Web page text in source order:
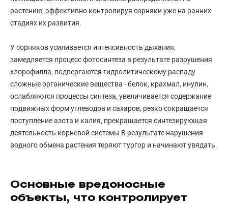
растению, эффективно контролируя сорняки уже на ранних
стадиях их развития.
У сорняков усиливается интенсивность дыхания,
замедляется процесс фотосинтеза в результате разрушения
хлорофилла, подвергаются гидролитическому распаду
сложные органические вещества - белок, крахмал, инулин,
ослабляются процессы синтеза, увеличивается содержание
подвижных форм углеводов и сахаров, резко сокращается
поступление азота и калия, прекращается синтезирующая
деятельность корневой системы В результате нарушения
водного обмена растения теряют тургор и начинают увядать.
Основные вредоносные
объекты, что контролирует